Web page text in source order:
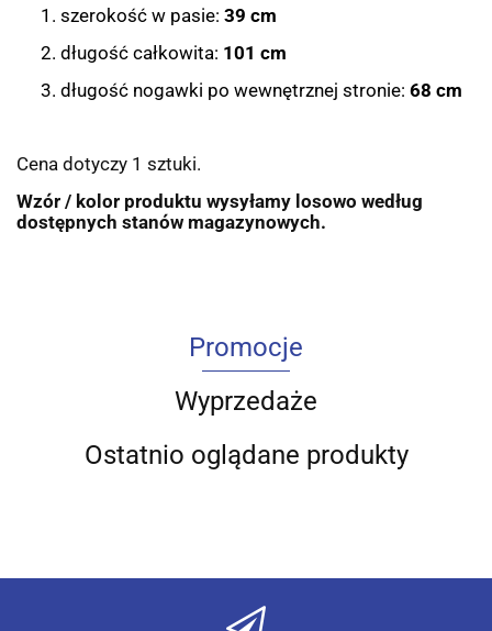
szerokość w pasie: 39 cm
długość całkowita: 101 cm
długość nogawki po wewnętrznej stronie: 68 cm
Cena dotyczy 1 sztuki.
Wzór / kolor produktu wysyłamy losowo według
dostępnych stanów magazynowych.
Promocje
Wyprzedaże
Ostatnio oglądane produkty